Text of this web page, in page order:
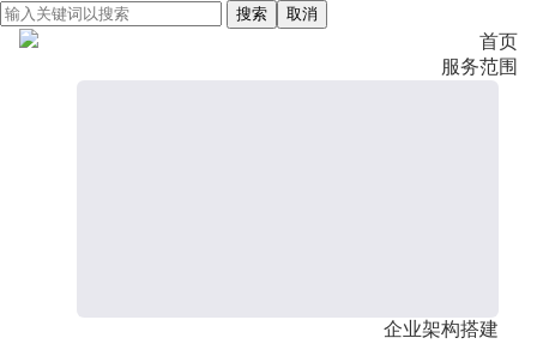
搜索 取消
首页
服务范围
企业架构搭建